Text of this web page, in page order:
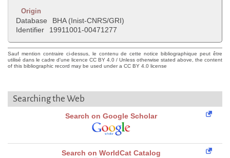
Origin
Database
BHA (Inist-CNRS/GRI)
Identifier
19911001-00471277
Sauf mention contraire ci-dessus, le contenu de cette notice bibliographique peut être
utilisé dans le cadre d'une licence CC BY 4.0 / Unless otherwise stated above, the content
of this bibliographic record may be used under a CC BY 4.0 license
Searching the Web
Search on Google Scholar
Search on WorldCat Catalog